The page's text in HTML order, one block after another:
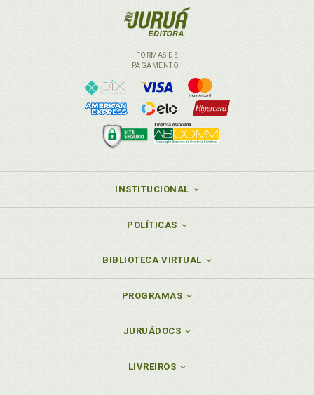
FORMAS DE
PAGAMENTO
INSTITUCIONAL
POLÍTICAS
BIBLIOTECA VIRTUAL
PROGRAMAS
JURUÁDOCS
LIVREIROS